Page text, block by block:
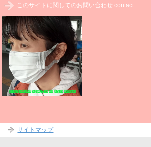
このサイトに関してのお問い合わせ contact
サイトマップ